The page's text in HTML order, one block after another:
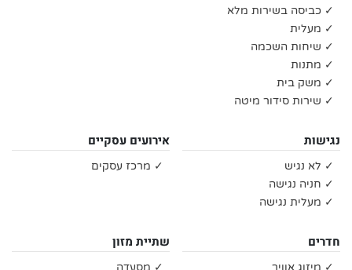
✓ כביסה בשירות מלא
✓ מעלית
✓ שיחות השכמה
✓ מתנות
✓ משק בית
✓ שירות סידור מיטה
נגישות
✓ לא נגיש
✓ חניה נגישה
✓ מעלית נגישה
אירועים עסקיים
✓ מרכז עסקים
חדרים
✓ מיזוג אוויר
שתיית מזון
✓ מסעדה